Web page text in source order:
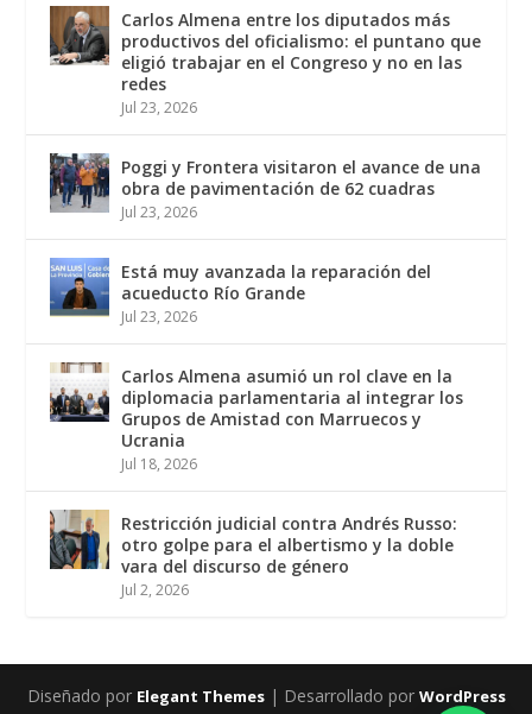
Carlos Almena entre los diputados más
productivos del oficialismo: el puntano que
eligió trabajar en el Congreso y no en las
redes
Jul 23, 2026
Poggi y Frontera visitaron el avance de una
obra de pavimentación de 62 cuadras
Jul 23, 2026
Está muy avanzada la reparación del
acueducto Río Grande
Jul 23, 2026
Carlos Almena asumió un rol clave en la
diplomacia parlamentaria al integrar los
Grupos de Amistad con Marruecos y
Ucrania
Jul 18, 2026
Restricción judicial contra Andrés Russo:
otro golpe para el albertismo y la doble
vara del discurso de género
Jul 2, 2026
Diseñado por Elegant Themes| Desarrollado por WordPress